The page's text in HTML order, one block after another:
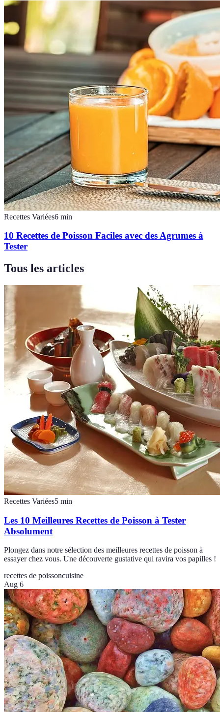
Recettes Variées6 min
10 Recettes de Poisson Faciles avec des Agrumes à
Tester
Tous les articles
Recettes Variées5 min
Les 10 Meilleures Recettes de Poisson à Tester
Absolument
Plongez dans notre sélection des meilleures recettes de poisson à
essayer chez vous. Une découverte gustative qui ravira vos papilles !
recettes de poissoncuisine
Aug 6